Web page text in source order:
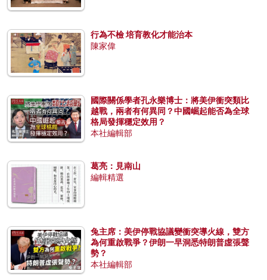
行為不檢 培育教化才能治本
陳家偉
國際關係學者孔永樂博士：將美伊衝突類比
越戰，兩者有何異同？中國崛起能否為全球
格局發揮穩定效用？
本社編輯部
葛亮：見南山
編輯精選
兔主席：美伊停戰協議變衝突導火線，雙方
為何重啟戰爭？伊朗一早洞悉特朗普虛張聲
勢？
本社編輯部